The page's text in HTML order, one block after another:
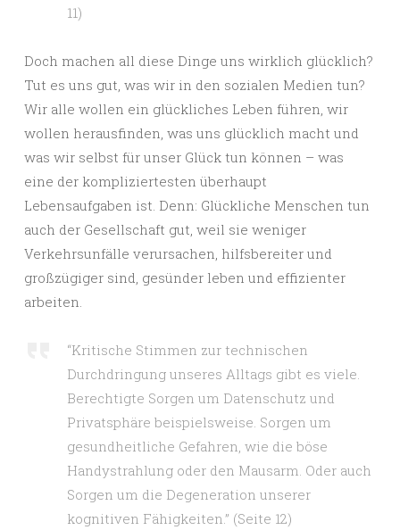
11)
Doch machen all diese Dinge uns wirklich glücklich?
Tut es uns gut, was wir in den sozialen Medien tun?
Wir alle wollen ein glückliches Leben führen, wir
wollen herausfinden, was uns glücklich macht und
was wir selbst für unser Glück tun können – was
eine der kompliziertesten überhaupt
Lebensaufgaben ist. Denn: Glückliche Menschen tun
auch der Gesellschaft gut, weil sie weniger
Verkehrsunfälle verursachen, hilfsbereiter und
großzügiger sind, gesünder leben und effizienter
arbeiten.
“Kritische Stimmen zur technischen
Durchdringung unseres Alltags gibt es viele.
Berechtigte Sorgen um Datenschutz und
Privatsphäre beispielsweise. Sorgen um
gesundheitliche Gefahren, wie die böse
Handystrahlung oder den Mausarm. Oder auch
Sorgen um die Degeneration unserer
kognitiven Fähigkeiten.” (Seite 12)